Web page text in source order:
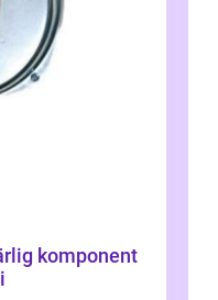
komponent